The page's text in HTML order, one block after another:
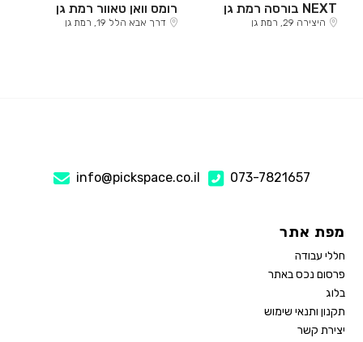
NEXT בורסה רמת גן
היצירה 29, רמת גן
רומס וואן טאוור רמת גן
דרך אבא הלל 19, רמת גן
מפת אתר
חללי עבודה
פרסום נכס באתר
בלוג
תקנון ותנאי שימוש
יצירת קשר
info@pickspace.co.il 073-7821657